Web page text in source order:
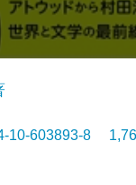
10-603893-8